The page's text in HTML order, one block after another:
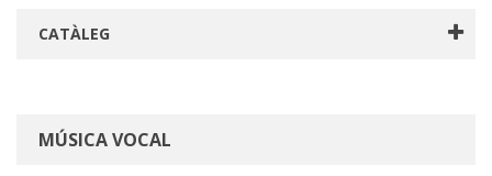
CATÀLEG
MÚSICA VOCAL